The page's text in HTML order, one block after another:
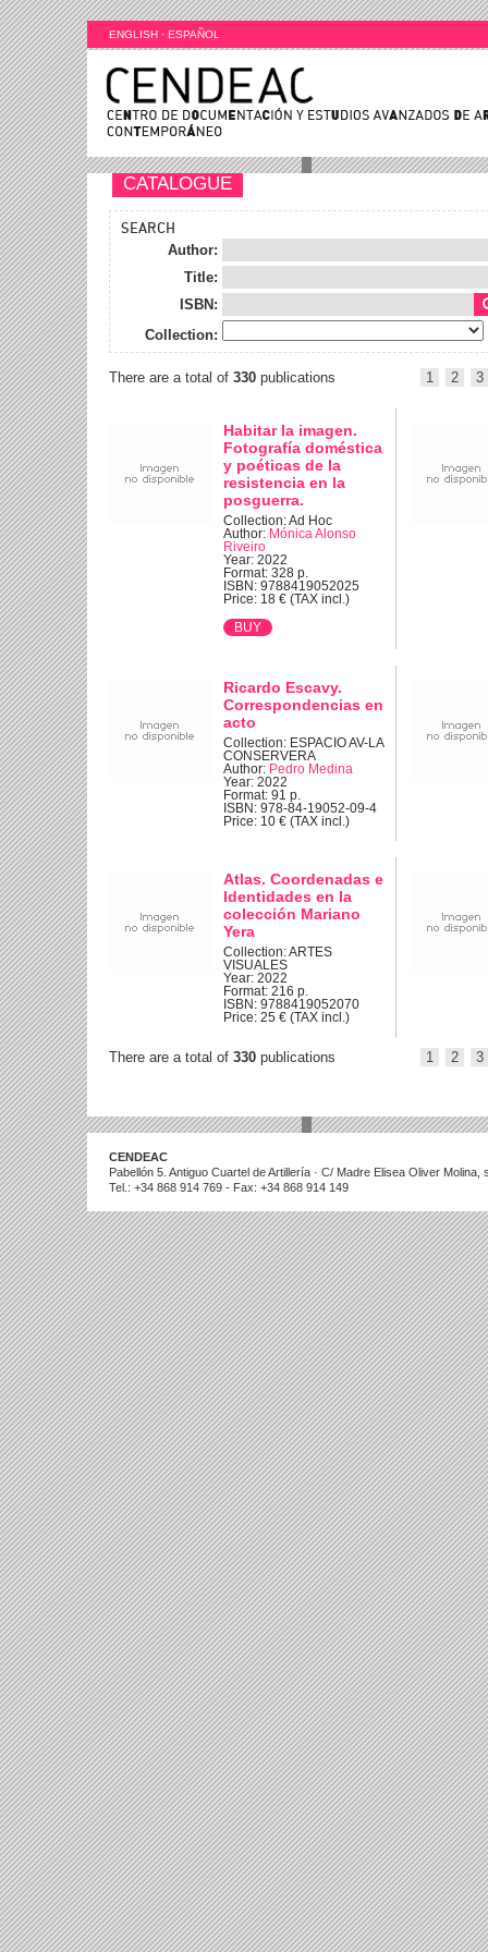
ENGLISH · ESPAÑOL
CATALOGUE
SEARCH
Author:
Title:
ISBN:
Collection:
There are a total of 330 publications 1 2 3
Habitar la imagen.
Fotografía doméstica
y poéticas de la
resistencia en la
posguerra.
Collection: Ad Hoc
Author: Mónica Alonso
Riveiro
Year: 2022
Format: 328 p.
ISBN: 9788419052025
Price: 18 € (TAX incl.)
Ricardo Escavy.
Correspondencias en
acto
Collection: ESPACIO AV-LA
CONSERVERA
Author: Pedro Medina
Year: 2022
Format: 91 p.
ISBN: 978-84-19052-09-4
Price: 10 € (TAX incl.)
Atlas. Coordenadas e
Identidades en la
colección Mariano
Yera
Collection: ARTES
VISUALES
Year: 2022
Format: 216 p.
ISBN: 9788419052070
Price: 25 € (TAX incl.)
There are a total of 330 publications 1 2 3
CENDEAC
Pabellón 5. Antiguo Cuartel de Artillería · C/ Madre Elisea Oliver
Tel.: +34 868 914 769 - Fax: +34 868 914 149